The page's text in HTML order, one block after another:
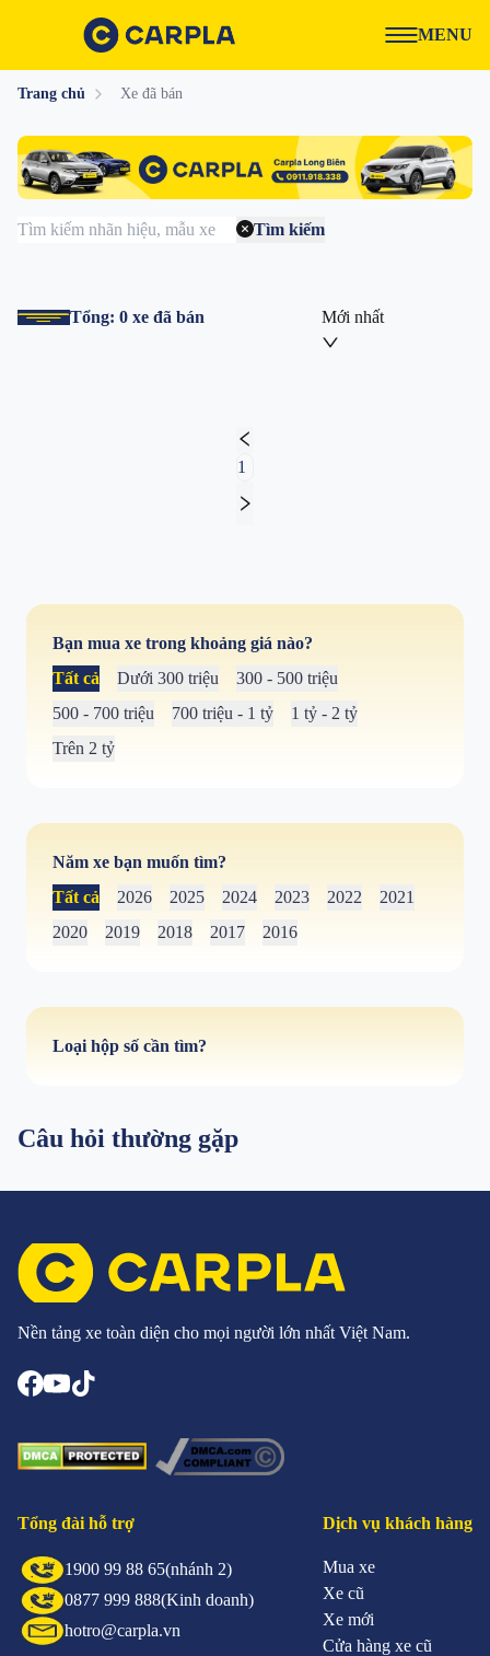
MENU
Trang chủ Xe đã bán
Tìm kiếm
Tổng: 0 xe đã bán Mới nhất
1
Bạn mua xe trong khoảng giá nào?
Tất cả
Dưới 300 triệu
300 - 500 triệu
500 - 700 triệu
700 triệu - 1 tỷ
1 tỷ - 2 tỷ
Trên 2 tỷ
Năm xe bạn muốn tìm?
Tất cả
2026 2025 2024 2023 2022
2021
2020
2019 2018 2017 2016
Loại hộp số cần tìm?
Câu hỏi thường gặp
Nền tảng xe toàn diện cho mọi người lớn nhất Việt Nam.
Tổng đài hỗ trợ
1900 99 88 65(nhánh 2)
0877 999 888(Kinh doanh)
hotro@carpla.vn
Dịch vụ khách hàng
Mua xe
Xe cũ
Xe mới
Cửa hàng xe cũ